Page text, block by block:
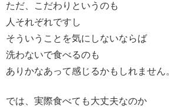
ただ、こだわりというのも
人それぞれですし
そういうことを気にしないならば
洗わないで食べるのも
ありかなあって感じるかもしれません。
では、実際食べても大丈夫なのか